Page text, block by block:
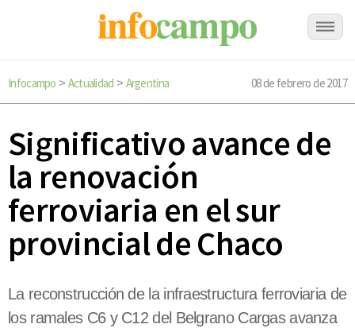
Infocampo > Actualidad > Argentina 08 de febrero de 2017
Significativo avance de
la renovación
ferroviaria en el sur
provincial de Chaco
La reconstrucción de la infraestructura ferroviaria de
los ramales C6 y C12 del Belgrano Cargas avanza